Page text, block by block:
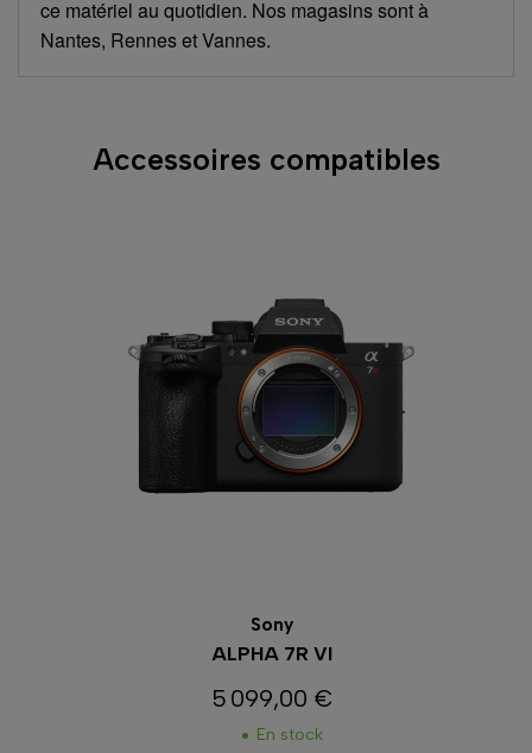
ce matériel au quotidien. Nos magasins sont à
Nantes, Rennes et Vannes.
Accessoires compatibles
Sony
ALPHA 7R VI
Prix
5 099,00 €
En stock